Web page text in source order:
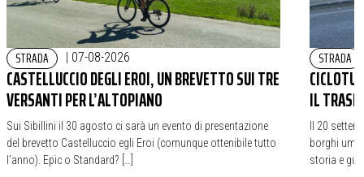
STRADA | 07-08-2026
CASTELLUCCIO DEGLI EROI, UN BREVETTO SUI TRE
VERSANTI PER L’ALTOPIANO
Sui Sibillini il 30 agosto ci sarà un evento di presentazione
del brevetto Castelluccio egli Eroi (comunque ottenibile tutto
l’anno). Epic o Standard? […]
STRADA
IL
Il 20
borghi
storia e